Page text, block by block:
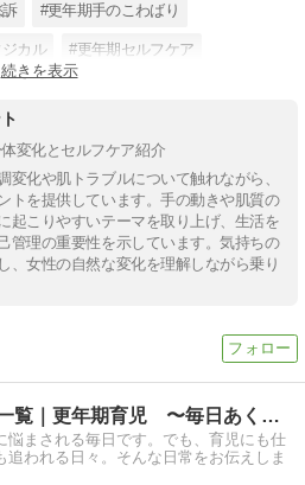
#更年期手のこわばり
カル #更年期セルフケア
続きを表示
変化とセルフケア紹介
化や肌トラブルについて触れながら、
トを提供しています。手の動きや肌質の
起こりやすいテーマを取り上げ、生活を
管理の重要性を示しています。気持ちの
、女性の自然な変化を理解しながら乗り
ブログ記事一覧｜更年期育児 〜毎日あくせくしています〜
悩まされる毎日です。でも、育児にも仕
追われる日々。そんな日常をお伝えしま